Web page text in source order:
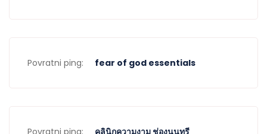
Povratni ping: fear of god essentials
Povratni ping: คลินิกความงาม ช่องนนทรี